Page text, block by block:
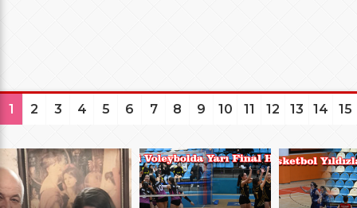
1 2 3 4 5 6 7 8 9 10 11 12 13 14 15